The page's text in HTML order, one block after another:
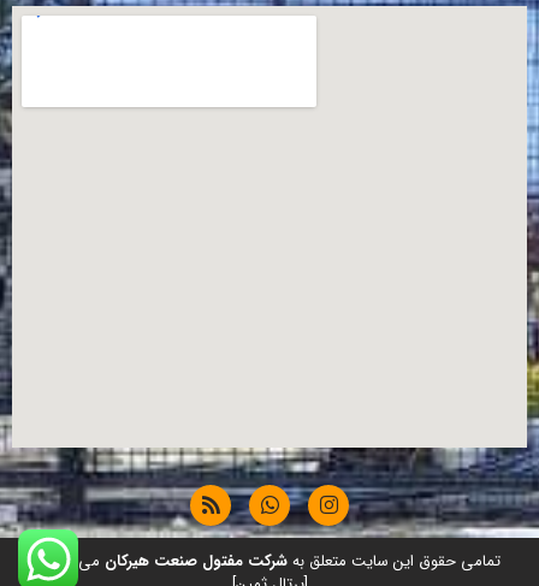
تمامی حقوق این سایت متعلق بهشرکت مفتول صنعت هیرکان می باشد.